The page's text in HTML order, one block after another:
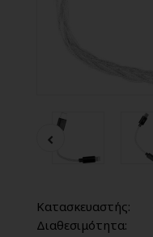
Κατασκευαστής:
Διαθεσιμότητα: